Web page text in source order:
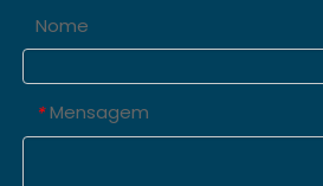
Nome
* Mensagem